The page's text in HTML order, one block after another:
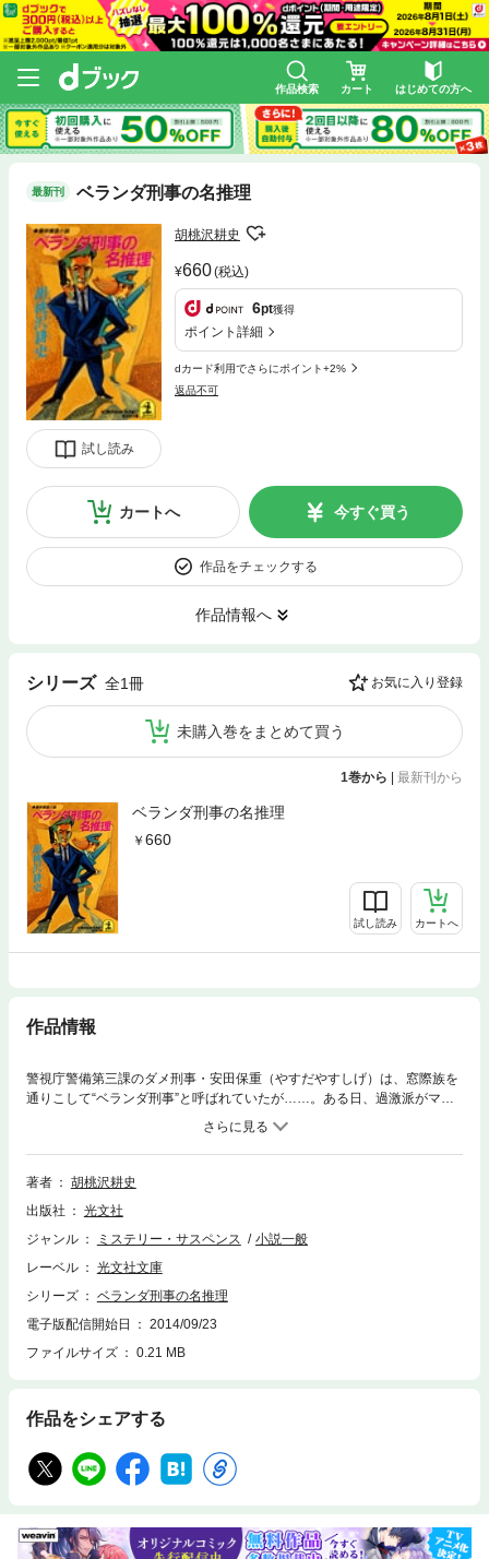
作品検索 カート はじめての方へ
最新刊 ベランダ刑事の名推理
試し読み
胡桃沢耕史
660(税込)
6pt獲得
ポイント詳細
dカード利用でさらにポイント+2%
返品不可
カートへ 今すぐ買う
作品をチェックする
作品情報へ
シリーズ 全1冊 お気に入り登録
未購入巻をまとめて買う
1巻から | 最新刊から
ベランダ刑事の名推理
660
試し読み カートへ
作品情報
警視庁警備第三課のダメ刑事・安田保重（やすだやすしげ）は、窓際族を
通りこして“ベランダ刑事”と呼ばれていたが……。ある日、過激派がマン
ションの一室に迫撃砲を設置し、皇居を狙っているという情報が入った。
公安の連中は面（メン）が割れていて近づけない。そこでやむなく、安田
に白羽の矢が立った……？ ベストセラー作家が描く、痛快無比のアクシ
ョンミステリー！
著者
胡桃沢耕史
出版社
光文社
ジャンル
ミステリー・サスペンス
小説一般
レーベル
光文社文庫
シリーズ
ベランダ刑事の名推理
電子版配信開始日
2014/09/23
ファイルサイズ
0.21 MB
作品をシェアする